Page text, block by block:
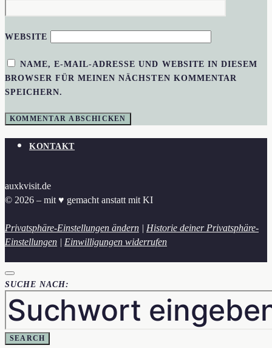
WEBSITE
NAME, E-MAIL-ADRESSE UND WEBSITE IN DIESEM
BROWSER FÜR MEINEN NÄCHSTEN KOMMENTAR
SPEICHERN.
KONTAKT
auxkvisit.de
© 2026 – mit ♥︎ gemacht anstatt mit KI
Privatsphäre-Einstellungen ändern | Historie deiner Privatsphäre-
Einstellungen | Einwilligungen widerrufen
SUCHE NACH:
SEARCH